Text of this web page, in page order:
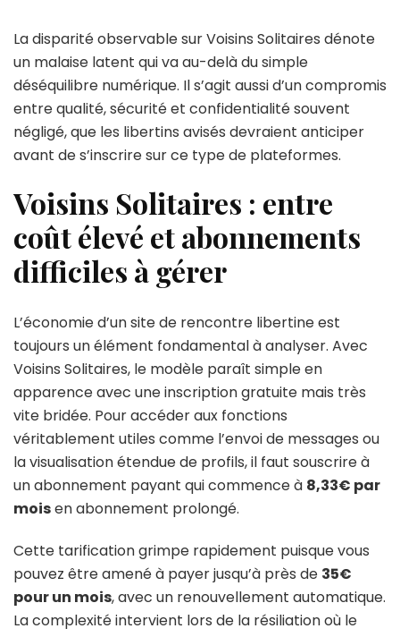
La disparité observable sur Voisins Solitaires dénote
un malaise latent qui va au-delà du simple
déséquilibre numérique. Il s’agit aussi d’un compromis
entre qualité, sécurité et confidentialité souvent
négligé, que les libertins avisés devraient anticiper
avant de s’inscrire sur ce type de plateformes.
Voisins Solitaires : entre
coût élevé et abonnements
difficiles à gérer
L’économie d’un site de rencontre libertine est
toujours un élément fondamental à analyser. Avec
Voisins Solitaires, le modèle paraît simple en
apparence avec une inscription gratuite mais très
vite bridée. Pour accéder aux fonctions
véritablement utiles comme l’envoi de messages ou
la visualisation étendue de profils, il faut souscrire à
un abonnement payant qui commence à 8,33€ par
moisen abonnement prolongé.
Cette tarification grimpe rapidement puisque vous
pouvez être amené à payer jusqu’à près de 35€
pour un mois, avec un renouvellement automatique.
La complexité intervient lors de la résiliation où le